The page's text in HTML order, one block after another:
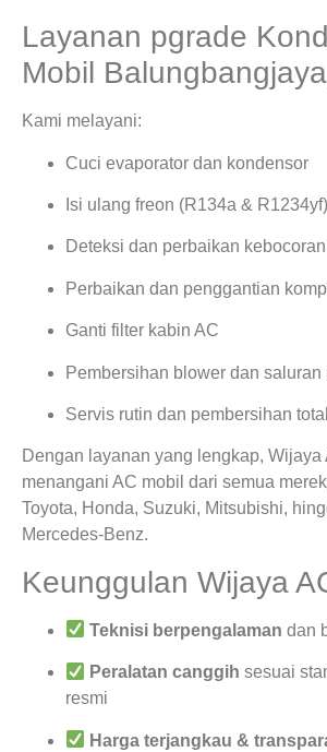
Layanan pgrade
Mobil
Kami melayani:
Cuci evaporator dan kondensor
Isi ulang freon (R134a & R1234yf)
Deteksi dan perbaikan
Perbaikan dan penggantian
Ganti filter kabin AC
Pembersihan blower dan saluran
Servis rutin dan pembersihan
Dengan layanan yang lengkap, Wijaya
menangani AC mobil dari semua
Toyota, Honda, Suzuki, Mitsubishi,
Mercedes-Benz.
Keunggulan Wijaya
Teknisi berpengalaman dan
Peralatan canggih sesuai
resmi
Harga terjangkau &